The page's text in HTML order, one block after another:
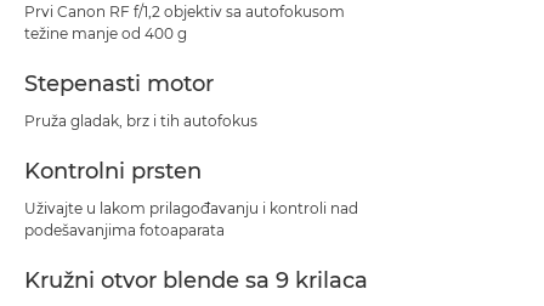
Prvi Canon RF f/1,2 objektiv sa autofokusom
težine manje od 400 g
Stepenasti motor
Pruža gladak, brz i tih autofokus
Kontrolni prsten
Uživajte u lakom prilagođavanju i kontroli nad
podešavanjima fotoaparata
Kružni otvor blende sa 9 krilaca